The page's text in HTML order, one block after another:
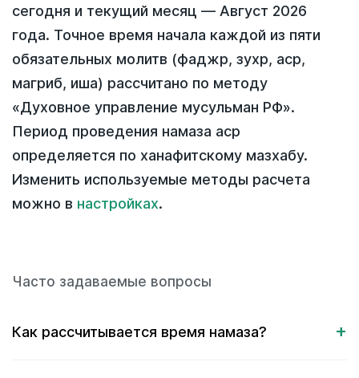
сегодня и текущий месяц — Август 2026
года. Точное время начала каждой из пяти
обязательных молитв (фаджр, зухр, аср,
магриб, иша) рассчитано по методу
«Духовное управление мусульман РФ».
Период проведения намаза аср
определяется по ханафитскому мазхабу.
Изменить используемые методы расчета
можно в настройках.
Часто задаваемые вопросы
Как рассчитывается время намаза?